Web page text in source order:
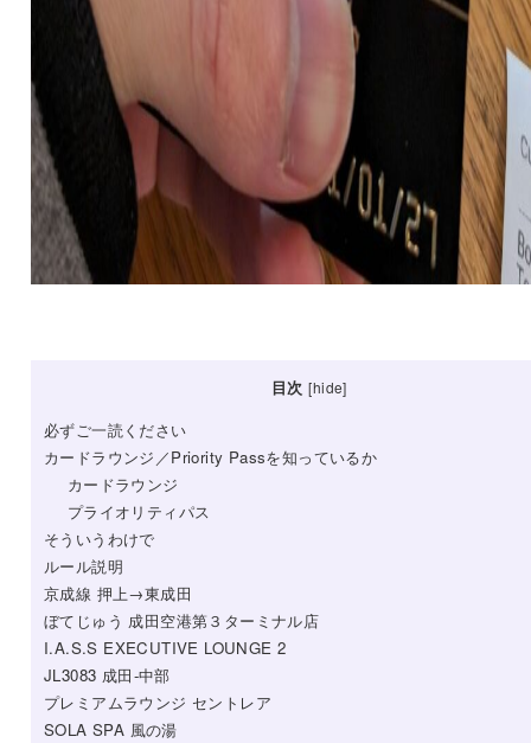
目次 [hide]
必ずご一読ください
カードラウンジ／Priority Passを知っているか
カードラウンジ
プライオリティパス
そういうわけで
ルール説明
京成線 押上→東成田
ぼてじゅう 成田空港第３ターミナル店
I.A.S.S EXECUTIVE LOUNGE 2
JL3083 成田‐中部
プレミアムラウンジ セントレア
SOLA SPA 風の湯